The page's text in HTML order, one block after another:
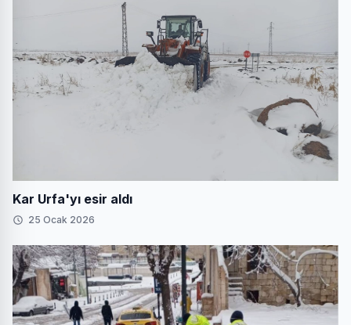
Kar Urfa'yı esir aldı
25 Ocak 2026